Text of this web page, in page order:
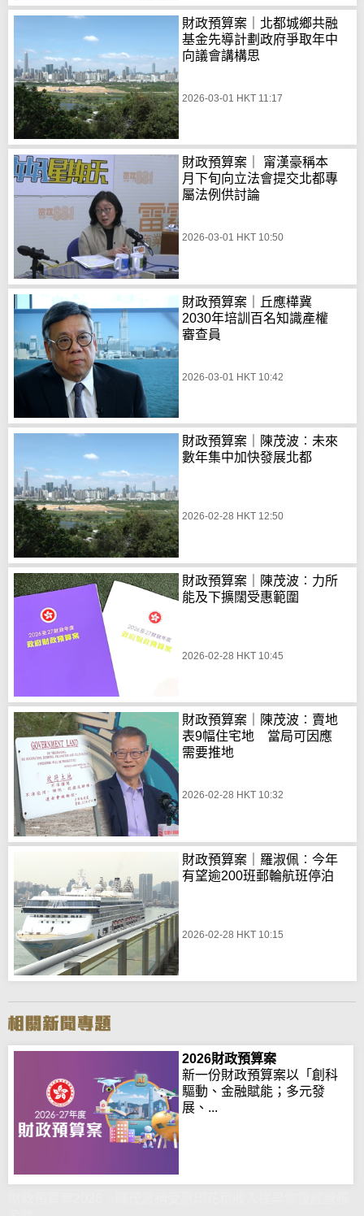
財政預算案｜北都城鄉共融
基金先導計劃政府爭取年中
向議會講構思
2026-03-01 HKT 11:17
財政預算案｜ 甯漢豪稱本
月下旬向立法會提交北都專
屬法例供討論
2026-03-01 HKT 10:50
財政預算案｜丘應樺冀
2030年培訓百名知識產權
審查員
2026-03-01 HKT 10:42
財政預算案｜陳茂波︰未來
數年集中加快發展北都
2026-02-28 HKT 12:50
財政預算案｜陳茂波︰力所
能及下擴闊受惠範圍
2026-02-28 HKT 10:45
財政預算案｜陳茂波︰賣地
表9幅住宅地 當局可因應
需要推地
2026-02-28 HKT 10:32
財政預算案｜羅淑佩︰今年
有望逾200班郵輪航班停泊
2026-02-28 HKT 10:15
2026財政預算案
新一份財政預算案以「創科
驅動、金融賦能；多元發
展、...